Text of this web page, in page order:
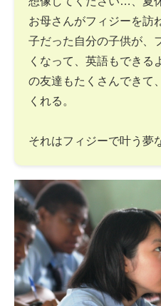
お母さんがフィジーを訪
子だった自分の子供が、
くなって、英語もできる
の友達もたくさんできて
くれる。
それはフィジーで叶う夢